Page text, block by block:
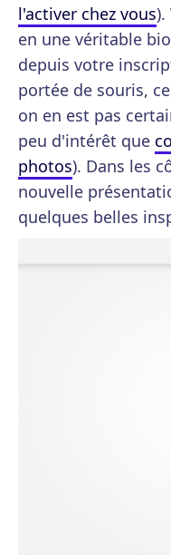
l'activer chez vous).
en une véritable
depuis votre
portée de souris,
on en est pas
peu d'intérêt que
photos). Dans les
nouvelle
quelques belles